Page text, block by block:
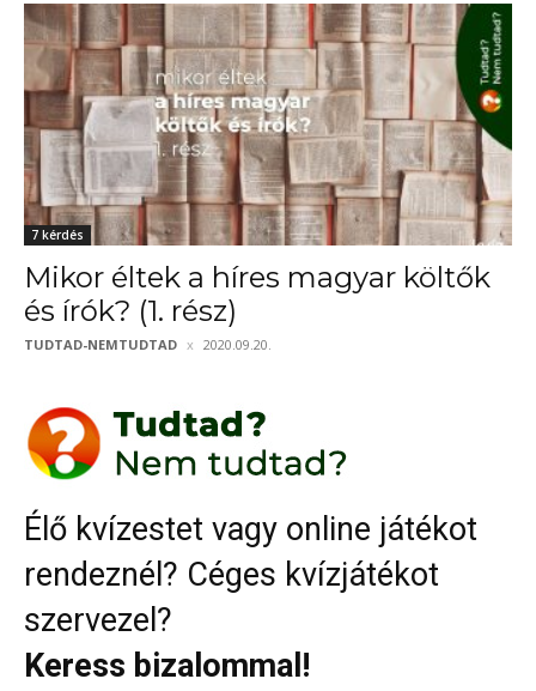
7 kérdés
Mikor éltek a híres magyar költők
és írók? (1. rész)
TUDTAD-NEMTUDTAD 2020.09.20.
Élő kvízestet vagy online játékot
rendeznél? Céges kvízjátékot
szervezel?
Keress bizalommal!